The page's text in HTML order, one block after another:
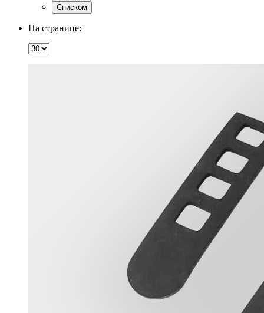
Списком
На странице: